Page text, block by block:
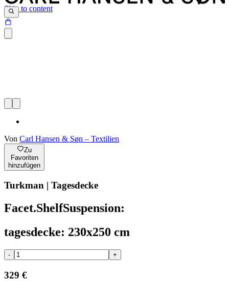
Skip to content
Von Carl Hansen & Søn – Textilien
Zu
Favoriten
hinzufügen
Turkman | Tagesdecke
Facet.ShelfSuspension:
tagesdecke: 230x250 cm
- +
329 €